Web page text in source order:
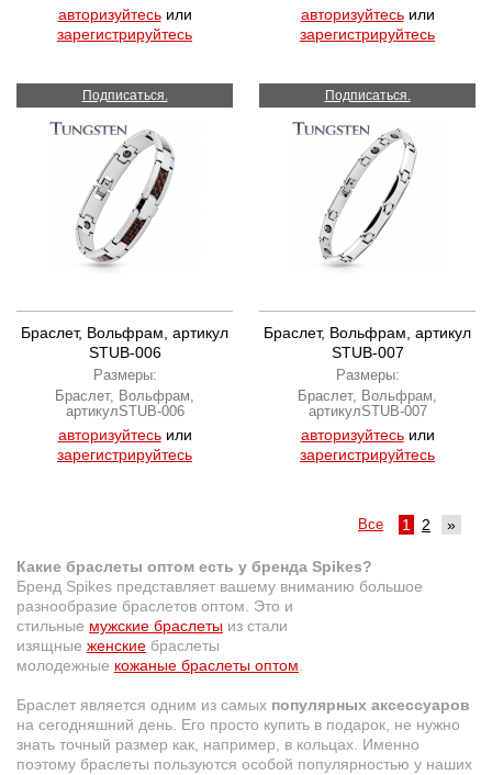
авторизуйтесьили
зарегистрируйтесь
авторизуйтесьили
зарегистрируйтесь
Подписаться.
Браслет, Вольфрам, артикул
STUB-006
Размеры:
Браслет, Вольфрам,
артикулSTUB-006
авторизуйтесьили
зарегистрируйтесь
Подписаться.
Браслет, Вольфрам, артикул
STUB-007
Размеры:
Браслет, Вольфрам,
артикулSTUB-007
авторизуйтесьили
зарегистрируйтесь
Все 1 2 »
Какие браслеты оптом есть у бренда Spikes?
Бренд Spikes представляет вашему вниманию большое
разнообразие браслетов оптом. Это и
стильные мужские браслеты из стали
изящные женские браслеты
молодежные кожаные браслеты оптом
Браслет является одним из самых популярных аксессуаров
на сегодняшний день. Его просто купить в подарок, не нужно
знать точный размер как, например, в кольцах. Именно
поэтому браслеты пользуются особой популярностью у наших